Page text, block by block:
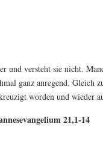
und versteht sie nicht.
ganz anregend.
worden und wieder
21,1-14